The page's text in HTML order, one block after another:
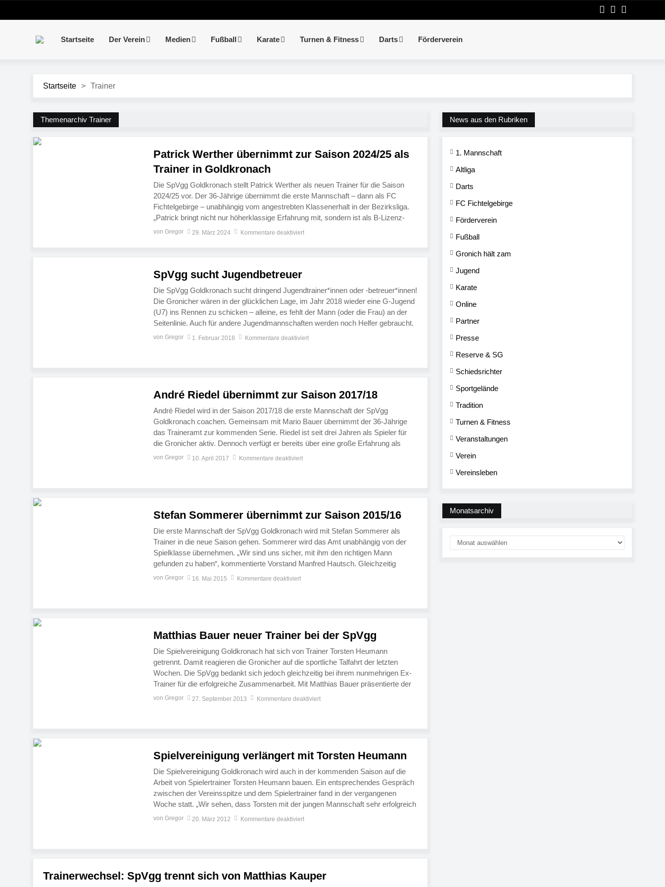
Startseite Der Verein Medien Fußball Karate Turnen & Fitness Darts Förderverein
Startseite > Trainer
Themenarchiv Trainer
Patrick Werther übernimmt zur Saison 2024/25 als
Trainer in Goldkronach
Die SpVgg Goldkronach stellt Patrick Werther als neuen Trainer für die Saison
2024/25 vor. Der 36-Jährige übernimmt die erste Mannschaft – dann als FC
Fichtelgebirge – unabhängig vom angestrebten Klassenerhalt in der Bezirksliga.
„Patrick bringt nicht nur höherklassige Erfahrung mit, sondern ist als B-Lizenz-
Inhaber auch der richtige Trainer, um unseren Eigengewächsen die nächsten
von Gregor 29. März 2024 Kommentare deaktiviert
SpVgg sucht Jugendbetreuer
Die SpVgg Goldkronach sucht dringend Jugendtrainer*innen oder -betreuer*innen!
Die Gronicher wären in der glücklichen Lage, im Jahr 2018 wieder eine G-Jugend
(U7) ins Rennen zu schicken – alleine, es fehlt der Mann (oder die Frau) an der
Seitenlinie. Auch für andere Jugendmannschaften werden noch Helfer gebraucht.
Jugendleiter Sven Herrmann freut sich über alle, die sich […]
von Gregor 1. Februar 2018 Kommentare deaktiviert
André Riedel übernimmt zur Saison 2017/18
André Riedel wird in der Saison 2017/18 die erste Mannschaft der SpVgg
Goldkronach coachen. Gemeinsam mit Mario Bauer übernimmt der 36-Jährige
das Traineramt zur kommenden Serie. Riedel ist seit drei Jahren als Spieler für
die Gronicher aktiv. Dennoch verfügt er bereits über eine große Erfahrung als
Trainer im Herrenbereich und betreute unter anderem die Bezirksliga-Teams […]
von Gregor 10. April 2017 Kommentare deaktiviert
Stefan Sommerer übernimmt zur Saison 2015/16
Die erste Mannschaft der SpVgg Goldkronach wird mit Stefan Sommerer als
Trainer in die neue Saison gehen. Sommerer wird das Amt unabhängig von der
Spielklasse übernehmen. „Wir sind uns sicher, mit ihm den richtigen Mann
gefunden zu haben“, kommentierte Vorstand Manfred Hautsch. Gleichzeitig
bedanken sich die Gronicher schon jetzt bei Matthias Bauer, der mit dem […]
von Gregor 16. Mai 2015 Kommentare deaktiviert
Matthias Bauer neuer Trainer bei der SpVgg
Die Spielvereinigung Goldkronach hat sich von Trainer Torsten Heumann
getrennt. Damit reagieren die Gronicher auf die sportliche Talfahrt der letzten
Wochen. Die SpVgg bedankt sich jedoch gleichzeitig bei ihrem nunmehrigen Ex-
Trainer für die erfolgreiche Zusammenarbeit. Mit Matthias Bauer präsentierte der
Vorstand bereits einen Nachfolger. „Es hat einfach sportlich nicht mehr gestimmt“,
von Gregor 27. September 2013 Kommentare deaktiviert
Spielvereinigung verlängert mit Torsten Heumann
Die Spielvereinigung Goldkronach wird auch in der kommenden Saison auf die
Arbeit von Spielertrainer Torsten Heumann bauen. Ein entsprechendes Gespräch
zwischen der Vereinsspitze und dem Spielertrainer fand in der vergangenen
Woche statt. „Wir sehen, dass Torsten mit der jungen Mannschaft sehr erfolgreich
abeitet. Das möchten wir fortgeführt wissen“, begründete Vorsitzender Manfred
von Gregor 20. März 2012 Kommentare deaktiviert
Trainerwechsel: SpVgg trennt sich von Matthias Kauper
News aus den Rubriken
1. Mannschaft
Altliga
Darts
FC Fichtelgebirge
Förderverein
Fußball
Gronich hält zam
Jugend
Karate
Online
Partner
Presse
Reserve & SG
Schiedsrichter
Sportgelände
Tradition
Turnen & Fitness
Veranstaltungen
Verein
Vereinsleben
Monatsarchiv